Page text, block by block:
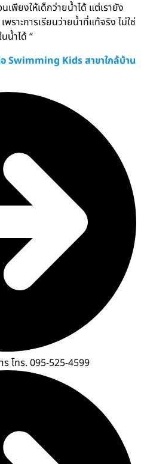
พียงให้เด็กว่ายน้ำได้ แต่เรายัง
ราะการเรียนว่ายน้ำที่แท้จริง ไม่ใช่
น้ำได้ “
Swimming Kids สาขาใกล้บ้าน
โทร. 095-525-4599